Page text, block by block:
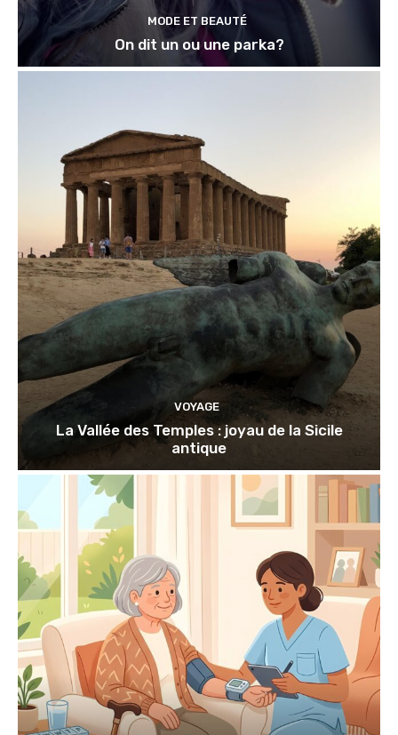
MODE ET BEAUTÉ
On dit un ou une parka?
VOYAGE
La Vallée des Temples : joyau de la Sicile
antique